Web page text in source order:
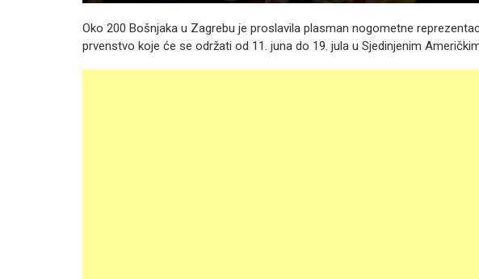
Oko 200 Bošnjaka u Zagrebu je proslavila plasman nogometne
prvenstvo koje će se održati od 11. juna do 19. jula u Sjedinjenim